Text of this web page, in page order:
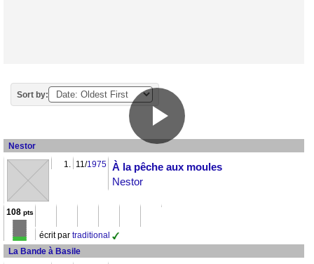
Sort by:
Nestor
1. 11/1975
À la pêche aux moules
Nestor
108pts
écrit par traditional
La Bande à Basile